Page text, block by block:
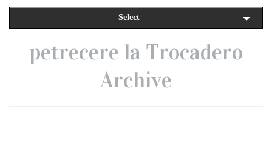
Select
petrecere la Trocadero
Archive